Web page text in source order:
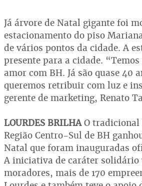
Já árvore de Natal gigante foi
estacionamento do piso
de vários pontos da cidade. A
presente para a cidade.
amor com BH. Já são quase 40
queremos retribuir com luz e
gerente de marketing, Renato
LOURDES BRILHAO tradicional
Região Centro-Sul de BH
Natal que foram inauguradas
A iniciativa de caráter solidário
moradores, mais de 170